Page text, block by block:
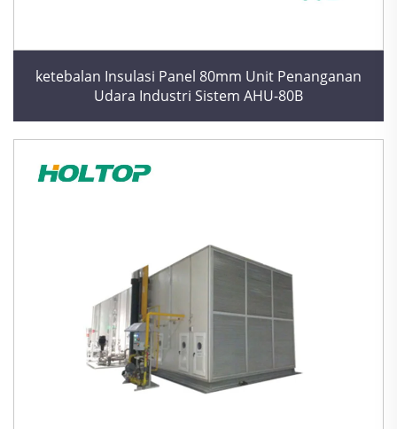
ketebalan Insulasi Panel 80mm Unit Penanganan
Udara Industri Sistem AHU-80B